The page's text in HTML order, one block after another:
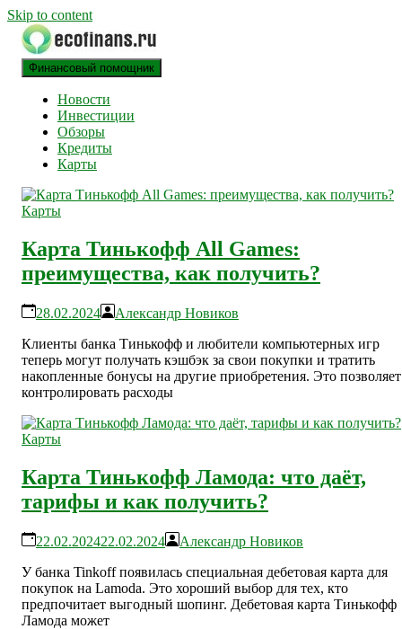
Skip to content
ECOFINANS
финансовый блог
Финансовый помощник
Новости
Инвестиции
Обзоры
Кредиты
Карты
Карты
Карта Тинькофф All Games:
преимущества, как получить?
28.02.2024
Александр Новиков
Клиенты банка Тинькофф и любители компьютерных игр
теперь могут получать кэшбэк за свои покупки и тратить
накопленные бонусы на другие приобретения. Это позволяет
контролировать расходы
Карты
Карта Тинькофф Ламода: что даёт,
тарифы и как получить?
22.02.202422.02.2024
Александр Новиков
У банка Tinkoff появилась специальная дебетовая карта для
покупок на Lamoda. Это хороший выбор для тех, кто
предпочитает выгодный шопинг. Дебетовая карта Тинькофф
Ламода может